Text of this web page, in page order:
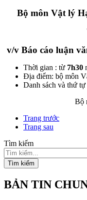
Bộ môn Vật lý
v/v Báo cáo luận
Thời gian : từ 7h30
Địa điểm: bộ môn
Danh sách và thứ
Bộ
Trang trước
Trang sau
Tìm kiếm
Tìm kiếm
BẢN TIN